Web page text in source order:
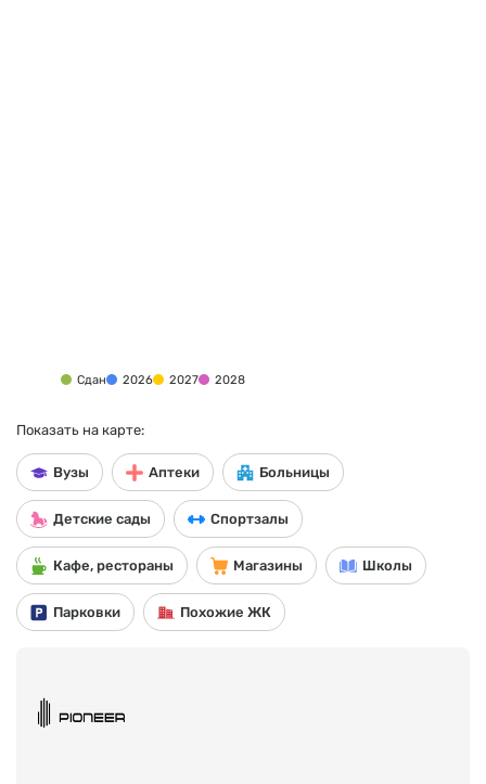
Сдан 2026 2027 2028
Показать на карте:
Вузы Аптеки Больницы
Детские сады Спортзалы
Кафе, рестораны Магазины Школы
Парковки Похожие ЖК